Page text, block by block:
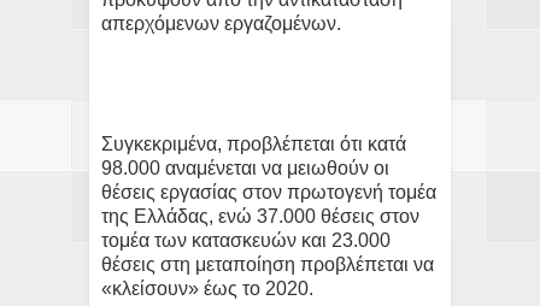
απερχόμενων εργαζομένων.
Συγκεκριμένα, προβλέπεται ότι κατά
98.000 αναμένεται να μειωθούν οι
θέσεις εργασίας στον πρωτογενή τομέα
της Ελλάδας, ενώ 37.000 θέσεις στον
τομέα των κατασκευών και 23.000
θέσεις στη μεταποίηση προβλέπεται να
«κλείσουν» έως το 2020.